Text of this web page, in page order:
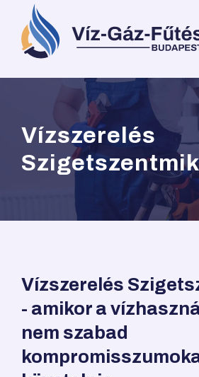
Vízszerelés
Vízszerelés
- amikor a
nem szabad